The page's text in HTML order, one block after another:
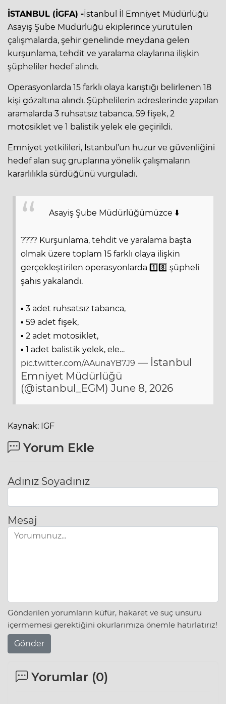
İSTANBUL (İGFA) -İstanbul İl Emniyet Müdürlüğü
Asayiş Şube Müdürlüğü ekiplerince yürütülen
çalışmalarda, şehir genelinde meydana gelen
kurşunlama, tehdit ve yaralama olaylarına ilişkin
şüpheliler hedef alındı.
Operasyonlarda 15 farklı olaya karıştığı belirlenen 18
kişi gözaltına alındı. Şüphelilerin adreslerinde yapılan
aramalarda 3 ruhsatsız tabanca, 59 fişek, 2
motosiklet ve 1 balistik yelek ele geçirildi.
Emniyet yetkilileri, İstanbul’un huzur ve güvenliğini
hedef alan suç gruplarına yönelik çalışmaların
kararlılıkla sürdüğünü vurguladı.
Asayiş Şube Müdürlüğümüzce ⬇️
???? Kurşunlama, tehdit ve yaralama başta
olmak üzere toplam 15 farklı olaya ilişkin
gerçekleştirilen operasyonlarda 1️⃣8️⃣ şüpheli
şahıs yakalandı.
▪️ 3 adet ruhsatsız tabanca,
▪️ 59 adet fişek,
▪️ 2 adet motosiklet,
▪️ 1 adet balistik yelek, ele…
pic.twitter.com/AAunaYB7J9 — İstanbul
Emniyet Müdürlüğü
(@istanbul_EGM) June 8, 2026
Kaynak: IGF
Yorum Ekle
Adınız Soyadınız
Mesaj
Gönderilen yorumların küfür, hakaret ve suç unsuru
içermemesi gerektiğini okurlarımıza önemle hatırlatırız!
Gönder
Yorumlar (0)